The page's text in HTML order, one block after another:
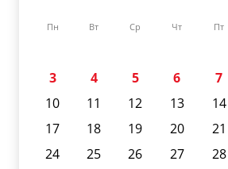
Пн Вт Ср Чт Пт
3
4 5 6 7
10
11 12 13 14
17
18 19 20 21
24
25 26 27 28